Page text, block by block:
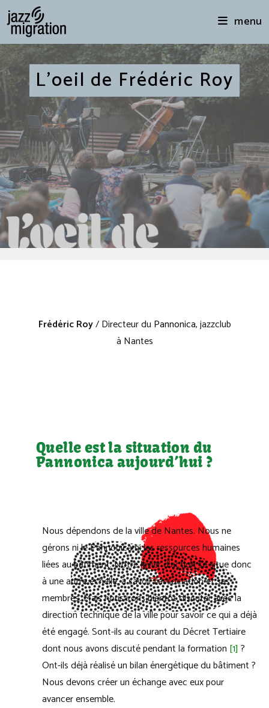
menu
L’oeil de Frédéric Roy
Frédéric Roy/ Directeur du Pannonica, jazzclub
à Nantes
Quelle est la situation du
Pannonica aujourd’hui ?
Nous dépendons de la ville de Nantes. Nous ne
gérons ni le Pannonica ni les ressources humaines
liées au bâtiment. Notre levier d’action se situe donc
à une autre échelle, à savoir l’association et ses
membres. Mais nous irons bientôt discuter avec la
direction technique de la ville pour savoir ce qui a déjà
été engagé. Sont-ils au courant du Décret Tertiaire
dont nous avons discuté pendant la formation [1] ?
Ont-ils déjà réalisé un bilan énergétique du bâtiment ?
Nous devons créer un échange avec eux pour
avancer ensemble.